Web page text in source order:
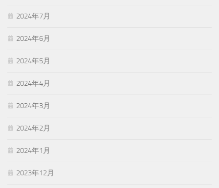
2024年7月
2024年6月
2024年5月
2024年4月
2024年3月
2024年2月
2024年1月
2023年12月